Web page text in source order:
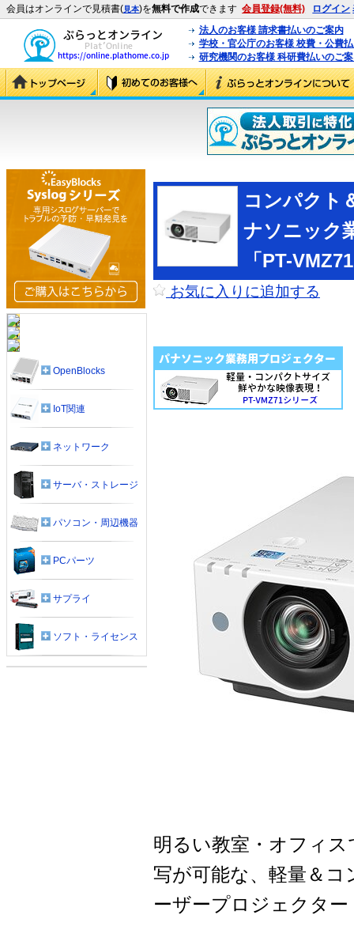
会員はオンラインで見積書(見本)を無料で作成できます 会員登録(無料) ログイン
法人のお客様 請求書払いのご案内
学校・官公庁のお客様 校費・公費
研究機関のお客様 科研費払いのご
コンパクト
ナソニック
「PT-
お気に入りに追加する
明るい教室・オフィ
写が可能な、軽量＆
ーザープロジェクター
OpenBlocks
IoT関連
ネットワーク
サーバ・ストレージ
パソコン・周辺機器
PCパーツ
サプライ
ソフト・ライセンス